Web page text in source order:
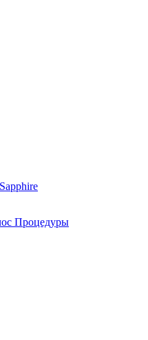
Процедуры